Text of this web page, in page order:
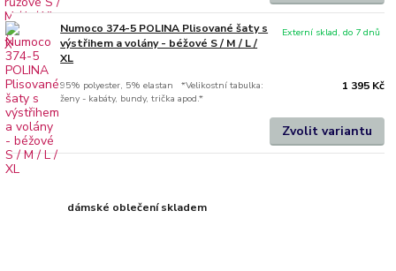
Numoco 374-5 POLINA Plisované šaty s
výstřihem a volány - béžové S / M / L /
XL
95% polyester, 5% elastan *Velikostní tabulka:
ženy - kabáty, bundy, trička apod.*
1 395 Kč
Externí sklad, do 7 dnů
Zvolit variantu
dámské oblečení skladem